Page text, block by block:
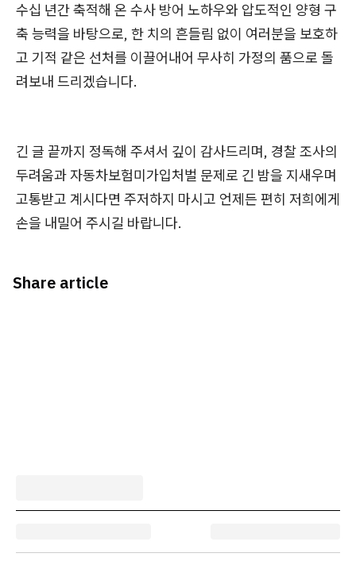
수십 년간 축적해 온 수사 방어 노하우와 압도적인 양형 구
축 능력을 바탕으로, 한 치의 흔들림 없이 여러분을 보호하
고 기적 같은 선처를 이끌어내어 무사히 가정의 품으로 돌
려보내 드리겠습니다.
긴 글 끝까지 정독해 주셔서 깊이 감사드리며, 경찰 조사의
두려움과 자동차보험미가입처벌 문제로 긴 밤을 지새우며
고통받고 계시다면 주저하지 마시고 언제든 편히 저희에게
손을 내밀어 주시길 바랍니다.
Share article